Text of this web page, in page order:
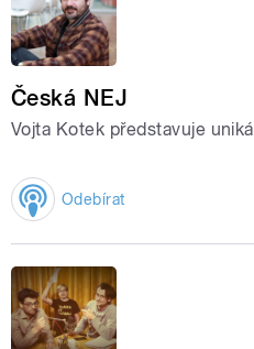
Česká NEJ
Odebírat